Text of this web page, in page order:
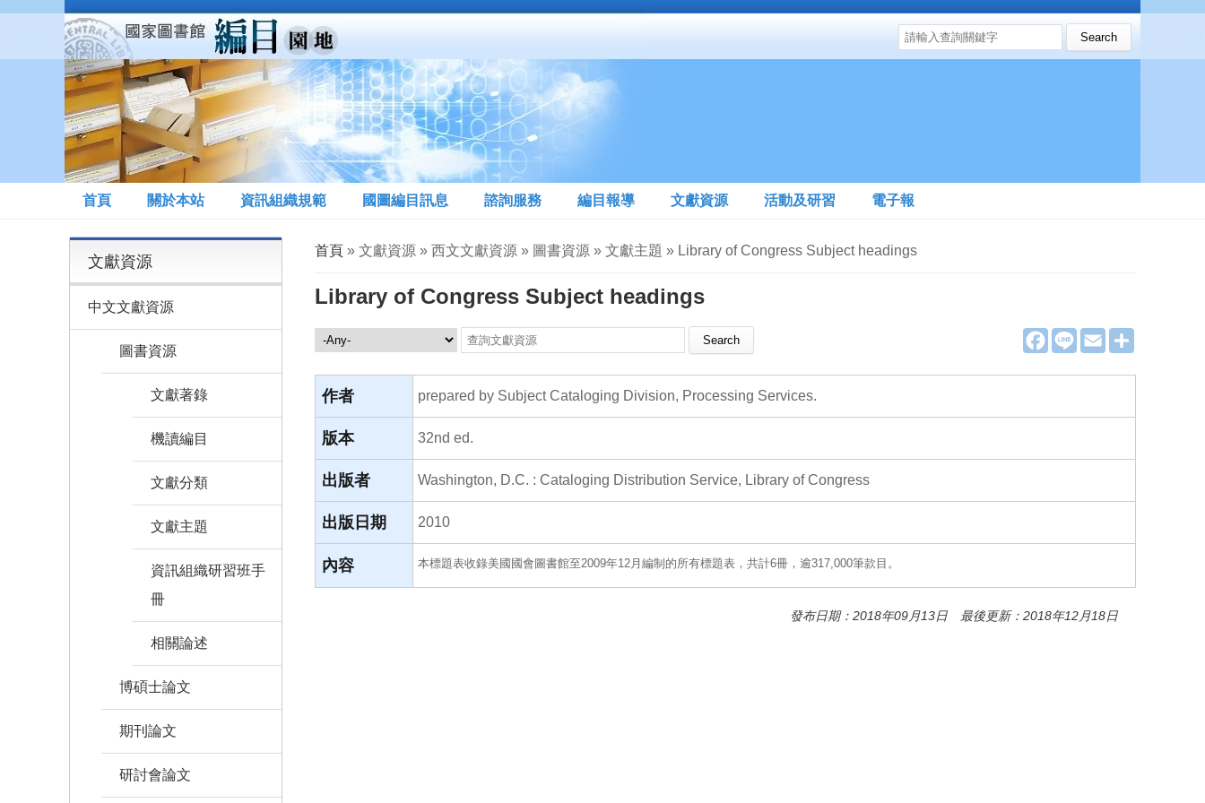
移至主內容
搜尋表單
Search this site
首頁 關於本站 資訊組織規範 國圖編目訊息 諮詢服務 編目報導 文獻資源 活動及研習 電子報
您在這裡
首頁» 文獻資源 » 西文文獻資源 » 圖書資源 » 文獻主題 » Library of Congress Subject headings
Library of Congress Subject headings
F
a
e
o
L
e
E
m
i
文獻資源 Search this site
作者 prepared by Subject Cataloging Division, Processing Services.
版本 32nd ed.
出版者 Washington, D.C. : Cataloging Distribution Service, Library of Congress
出版日期 2010
內容 本標題表收錄美國國會圖書館至2009年12月編制的所有標題表，共計6冊，逾317,000筆款目。
發布日期：2018年09月13日 最後更新：2018年12月18日
文獻資源
中文文獻資源
圖書資源
文獻著錄
機讀編目
文獻分類
文獻主題
資訊組織研習班手
冊
相關論述
博碩士論文
期刊論文
研討會論文